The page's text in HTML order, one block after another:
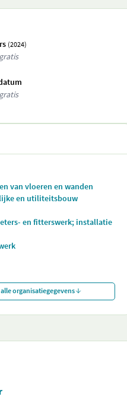
(2024)
van vloeren en wanden
en utiliteitsbouw
en fitterswerk; installatie
organisatiegegevens